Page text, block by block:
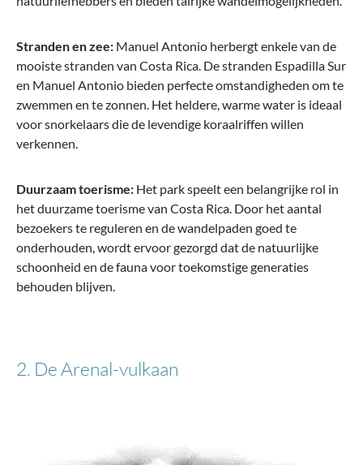
Travelite
BALI-trolley met 4 wieltjes, maat L
Stranden en zee: Manuel Antonio herbergt enkele van de
mooiste stranden van Costa Rica. De stranden Espadilla Sur
en Manuel Antonio bieden perfecte omstandigheden om te
zwemmen en te zonnen. Het heldere, warme water is ideaal
voor snorkelaars die de levendige koraalriffen willen
verkennen.
Duurzaam toerisme: Het park speelt een belangrijke rol in
het duurzame toerisme van Costa Rica. Door het aantal
bezoekers te reguleren en de wandelpaden goed te
onderhouden, wordt ervoor gezorgd dat de natuurlijke
schoonheid en de fauna voor toekomstige generaties
behouden blijven.
2. De Arenal-vulkaan